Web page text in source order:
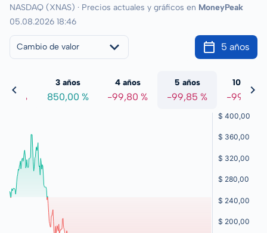
NASDAQ (XNAS) · Precios actuales y gráficos en MoneyPeak
05.08.2026 18:46
Cambio de valor 5 años
%
3 años
850,00 %
4 años
-99,80 %
5 años
-99,85 %
10 años
-99,69 %